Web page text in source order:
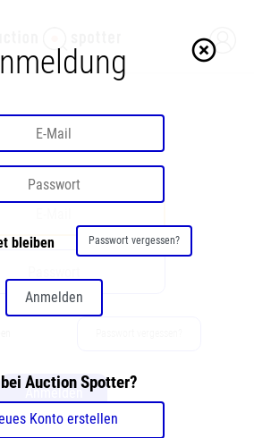
highlight_off
bleiben Passwort vergessen?
Anmelden
bei Auction Spotter?
Konto erstellen
Anmelden